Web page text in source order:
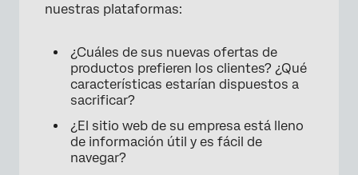
nuestras plataformas:
¿Cuáles de sus nuevas ofertas de
productos prefieren los clientes? ¿Qué
características estarían dispuestos a
sacrificar?
¿El sitio web de su empresa está lleno
de información útil y es fácil de
navegar?